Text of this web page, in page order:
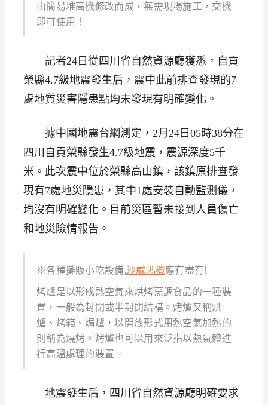
由簡易堆高機修改而成，無需現場施工，交機
即可使用！
記者24日從四川省自然資源廳獲悉，自貢
榮縣4.7級地震發生后，震中此前排查發現的7
處地質災害隱患點均未發現有明確變化。
據中國地震台網測定，2月24日05時38分在
四川自貢榮縣發生4.7級地震，震源深度5千
米。此次震中位於榮縣高山鎮，該鎮原排查發
現有7處地災隱患，其中1處安裝自動監測儀，
均沒有明確變化。目前災區暫未接到人員傷亡
和地災險情報告。
※各種攤販小吃設備,沙威瑪機應有盡有!
烤爐是以形成熱空氣來烘烤烹調食品的一種裝
置，一般為封閉或半封閉結構。烤爐又稱烘
爐、烤箱、焗爐，以開放形式用熱空氣加熱的
則稱為燒烤。烤爐也可以用來泛指以熱氣體進
行高溫處理的裝置。
地震發生后，四川省自然資源廳明確要求